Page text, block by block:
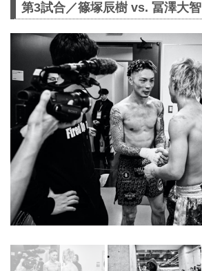
第3試合／篠塚辰樹 vs. 冨澤大智